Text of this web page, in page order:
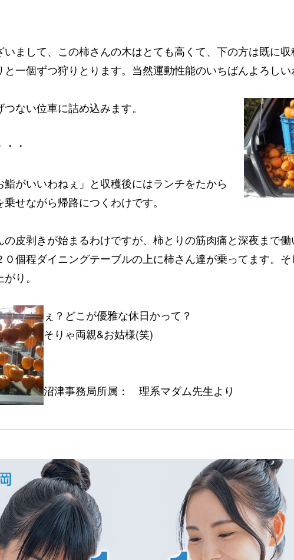
まして、この柿さんの木はとても高くて、下の方は既に
一個ずつ狩りとります。当然運動性能のいちばんよろし
つない位車に詰め込みます。
・
鮨がいいわねぇ」と収穫後にはランチをたから
せながら帰路につくわけです。
皮剥きが始まるわけですが、柿とりの筋肉痛と深夜まで
個程ダイニングテーブルの上に柿さん達が乗ってます。
り。
ぇ？どこが優雅な休日かって？
そりゃ両親&お姑様(笑)
沼津事務局所属： 理系マダム先生より